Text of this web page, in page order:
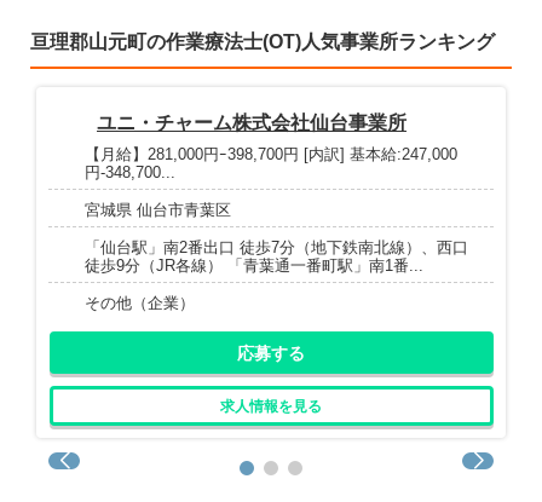
亘理郡山元町の作業療法士(OT)人気事業所ランキング
ユニ・チャーム株式会社仙台事業所
【月給】281,000円ｰ398,700円 [内訳] 基本給:247,000
円-348,700...
宮城県 仙台市青葉区
「仙台駅」南2番出口 徒歩7分（地下鉄南北線）、西口
徒歩9分（JR各線） 「青葉通一番町駅」南1番...
その他（企業）
応募する
求人情報を見る